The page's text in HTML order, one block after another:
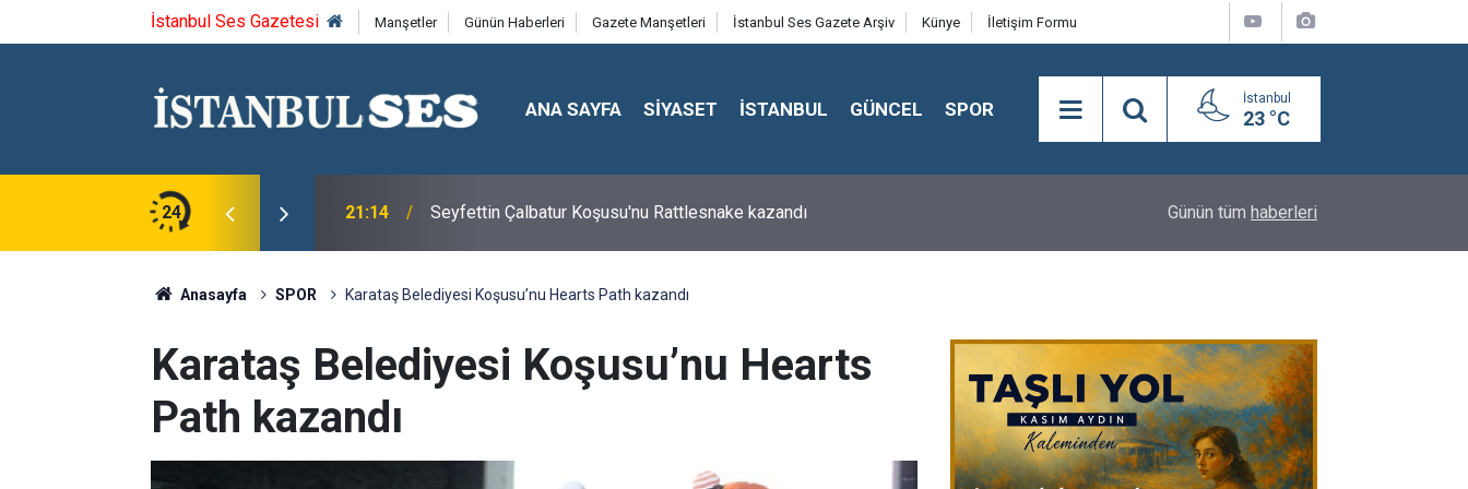
İstanbul Ses Gazetesi Manşetler Günün Haberleri Gazete Manşetleri İstanbul Ses Gazete Arşiv Künye İletişim Formu
ANA SAYFA SİYASET İSTANBUL GÜNCEL SPOR İstanbul
23 °C
24
saygıyla anıyoruz 21:14 Seyfettin Çalbatur Koşusu'nu Rattlesnake kazandı Semra Dinçer, Kapıkule Sınır Kapısı'nda
Günün tüm haberleri
Anasayfa SPOR Karataş Belediyesi Koşusu’nu Hearts Path kazandı
Karataş Belediyesi Koşusu’nu Hearts
Path kazandı